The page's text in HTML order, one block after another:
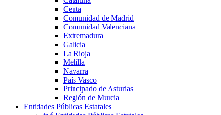
Ceuta
Comunidad de Madrid
Comunidad Valenciana
Extremadura
Galicia
La Rioja
Melilla
Navarra
País Vasco
Principado de Asturias
Región de Murcia
Entidades Públicas Estatales